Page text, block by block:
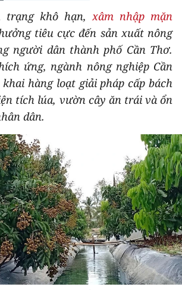
NGHỆ
trạng khô hạn,xâm nhập mặn
tiêu cực đến sản xuất nông
người dân thành phố Cần Thơ.
ứng, ngành nông nghiệp Cần
hàng loạt giải pháp cấp bách
tích lúa, vườn cây ăn trái và ổn
dân.